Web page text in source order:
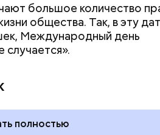
большое количество
общества. Так, в эту
Международный день
случается».
полностью
нужно легко обжарить на
петрушки, чеснок,
вкусно, — поделился